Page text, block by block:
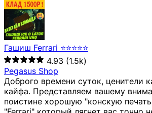
Гашиш Ferrari ⭐⭐⭐⭐⭐
4.93 (1.5k)
Pegasus Shop
Доброго времени суток, ценители
кайфа. Представляем вашему
поистине хорошую "конскую